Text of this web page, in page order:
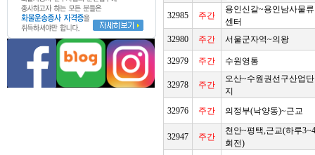
32985
주간
용인신갈~용인남사물류
센터
32980
주간 서울군자역~의왕
32979 주간 수원영통
32978 주간
오산~수원권선구산업단
지
32976
주간 의정부(낙양동)~근교
32947 주간
천안~평택,근교(하루3~4
회전)